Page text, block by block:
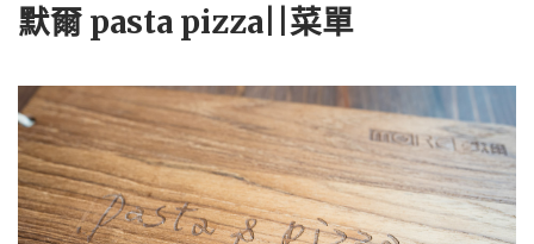
默爾 pasta pizza||菜單